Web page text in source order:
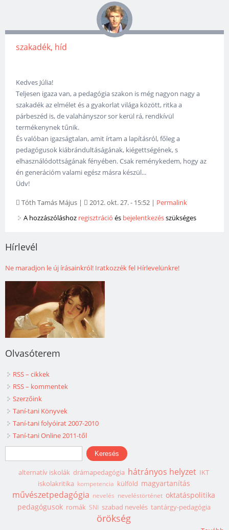
szakadék, híd
Kedves Júlia!
Teljesen igaza van, a pedagógia szakon is még nagyon nagy a
szakadék az elmélet és a gyakorlat világa között, ritka a
párbeszéd is, de valahányszor sor kerül rá, rendkívül
termékenynek tűnik.
És valóban igazságtalan, amit írtam a lapításról, főleg a
pedagógusok kiábrándultáságának, kiégettségének, s
elhasználódottságának fényében. Csak reménykedem, hogy az
én generációm valami egész másra készül...
Üdv!
Tóth Tamás Május | 2012. okt. 27. - 15:52 | Permalink
A hozzászóláshoz regisztráció és bejelentkezésszükséges
Hírlevél
Ne maradjon le új írásainkról! Iratkozzék fel Hírlevelünkre!
Olvasóterem
RSS – cikkek
RSS – kommentek
Szerzőink
Taní-tani Könyvek
Taní-tani folyóirat 2007-2010
Taní-tani Online 2011-től
Keresés űrlap
Keresés
alternatív iskolák drámapedagógia hátrányos helyzet IKT
iskolakritika kompetencia külföld magyartanítás
művészetpedagógia nevelés neveléstörténet oktatáspolitika
pedagógusok romák SNI szabad nevelés tantárgy-pedagógia
örökség